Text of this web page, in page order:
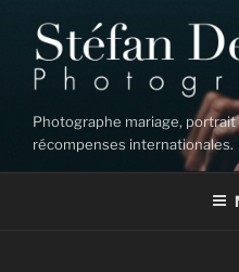
contenu
principal
Photographe mariage,
récompenses internationales.